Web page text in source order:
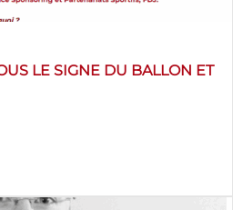
LE SIGNE DU BALLON ET